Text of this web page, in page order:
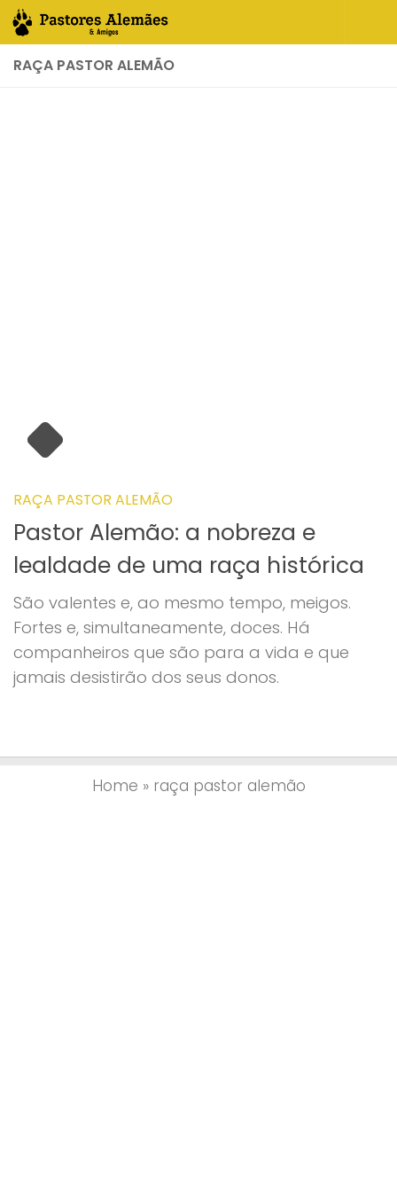
Skip to content
RAÇA PASTOR ALEMÃO
RAÇA PASTOR ALEMÃO
Pastor Alemão: a nobreza e
lealdade de uma raça histórica
São valentes e, ao mesmo tempo, meigos.
Fortes e, simultaneamente, doces. Há
companheiros que são para a vida e que
jamais desistirão dos seus donos.
Home » raça pastor alemão